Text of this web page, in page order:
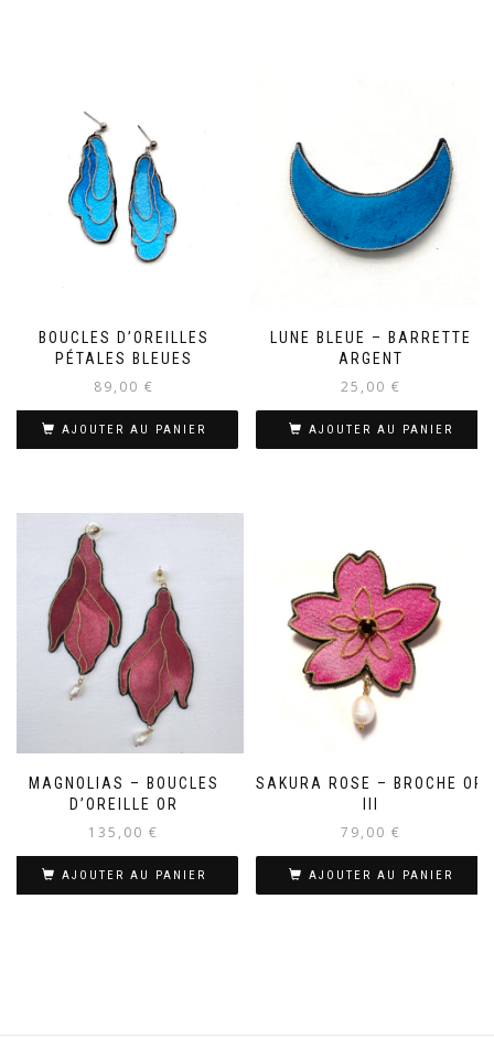
BOUCLES D’OREILLES
PÉTALES BLEUES
89,00 €
AJOUTER AU PANIER
LUNE BLEUE – BARRETTE
ARGENT
25,00 €
AJOUTER AU PANIER
MAGNOLIAS – BOUCLES
D’OREILLE OR
135,00 €
AJOUTER AU PANIER
SAKURA ROSE – BROCHE OR
III
79,00 €
AJOUTER AU PANIER